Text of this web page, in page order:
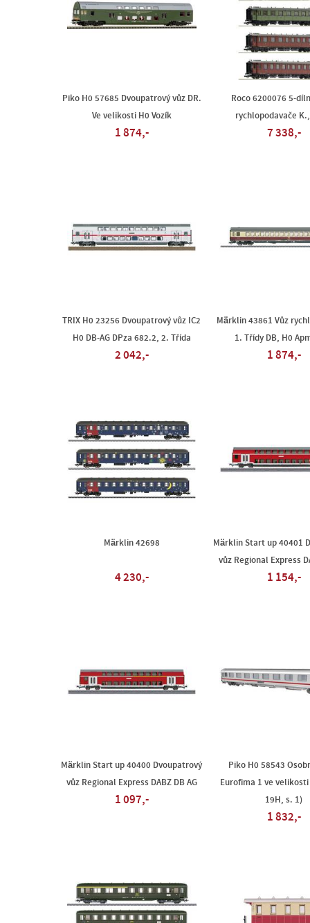
Piko H0 57685 Dvoupatrový vůz DR.
Ve velikosti H0 Vozík
1 874,-
Roco 6200076 5-
rychlopodavače
7 338,-
TRIX H0 23256 Dvoupatrový vůz IC2
H0 DB-AG DPza 682.2, 2. Třída
2 042,-
Märklin 43861 Vůz
1. Třídy DB, H0
1 874,-
Märklin 42698
4 230,-
Märklin Start up 40401
vůz Regional Express
1 154,-
Märklin Start up 40400 Dvoupatrový
vůz Regional Express DABZ DB AG
1 097,-
Piko H0 58543
Eurofima 1 ve velikosti
19H, s. 1)
1 832,-